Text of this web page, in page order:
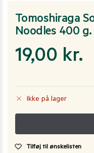
Tomoshiraga
Noodles 400 g.
19,00 kr.
Ikke på lager
Tilføj til ønskelisten